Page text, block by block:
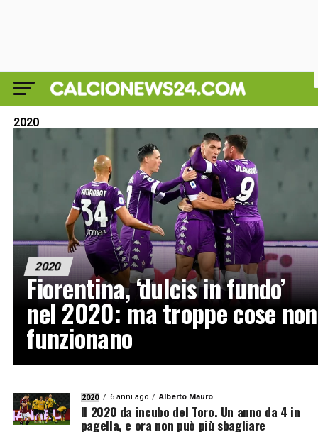
2020
2020
Fiorentina, ‘dulcis in fundo’
nel 2020: ma troppe cose non
funzionano
2020 6 anni ago Alberto Mauro
Il 2020 da incubo del Toro. Un anno da 4 in
pagella, e ora non può più sbagliare